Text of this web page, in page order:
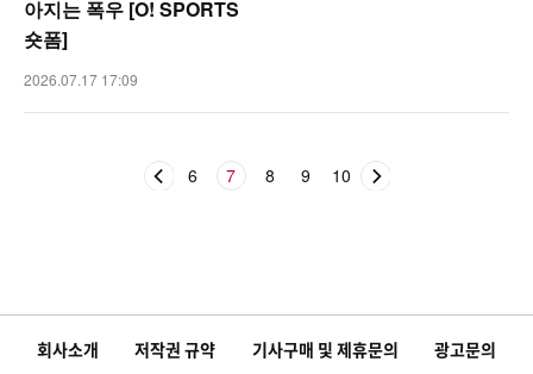
아지는 폭우 [O! SPORTS
숏폼]
2026.07.17 17:09
6 7 8 9 10
회사소개 저작권 규약 기사구매 및 제휴문의 광고문의